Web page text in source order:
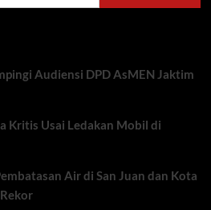
Audiensi DPD AsMEN Jaktim
Kritis Usai Ledakan Mobil di
Air di San Juan dan Kota